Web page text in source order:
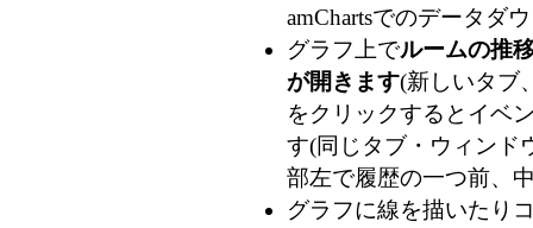
amChartsでのデータダ
グラフ上でルームの推
が開きます(新しいタブ
をクリックするとイベ
す(同じタブ・ウィンド
部左で履歴の一つ前、
グラフに線を描いたり